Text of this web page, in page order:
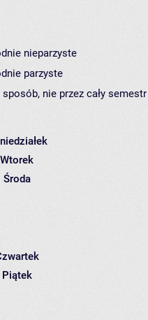
nieparzyste
parzyste
nie przez cały semestr
Wtorek
Środa
Piątek